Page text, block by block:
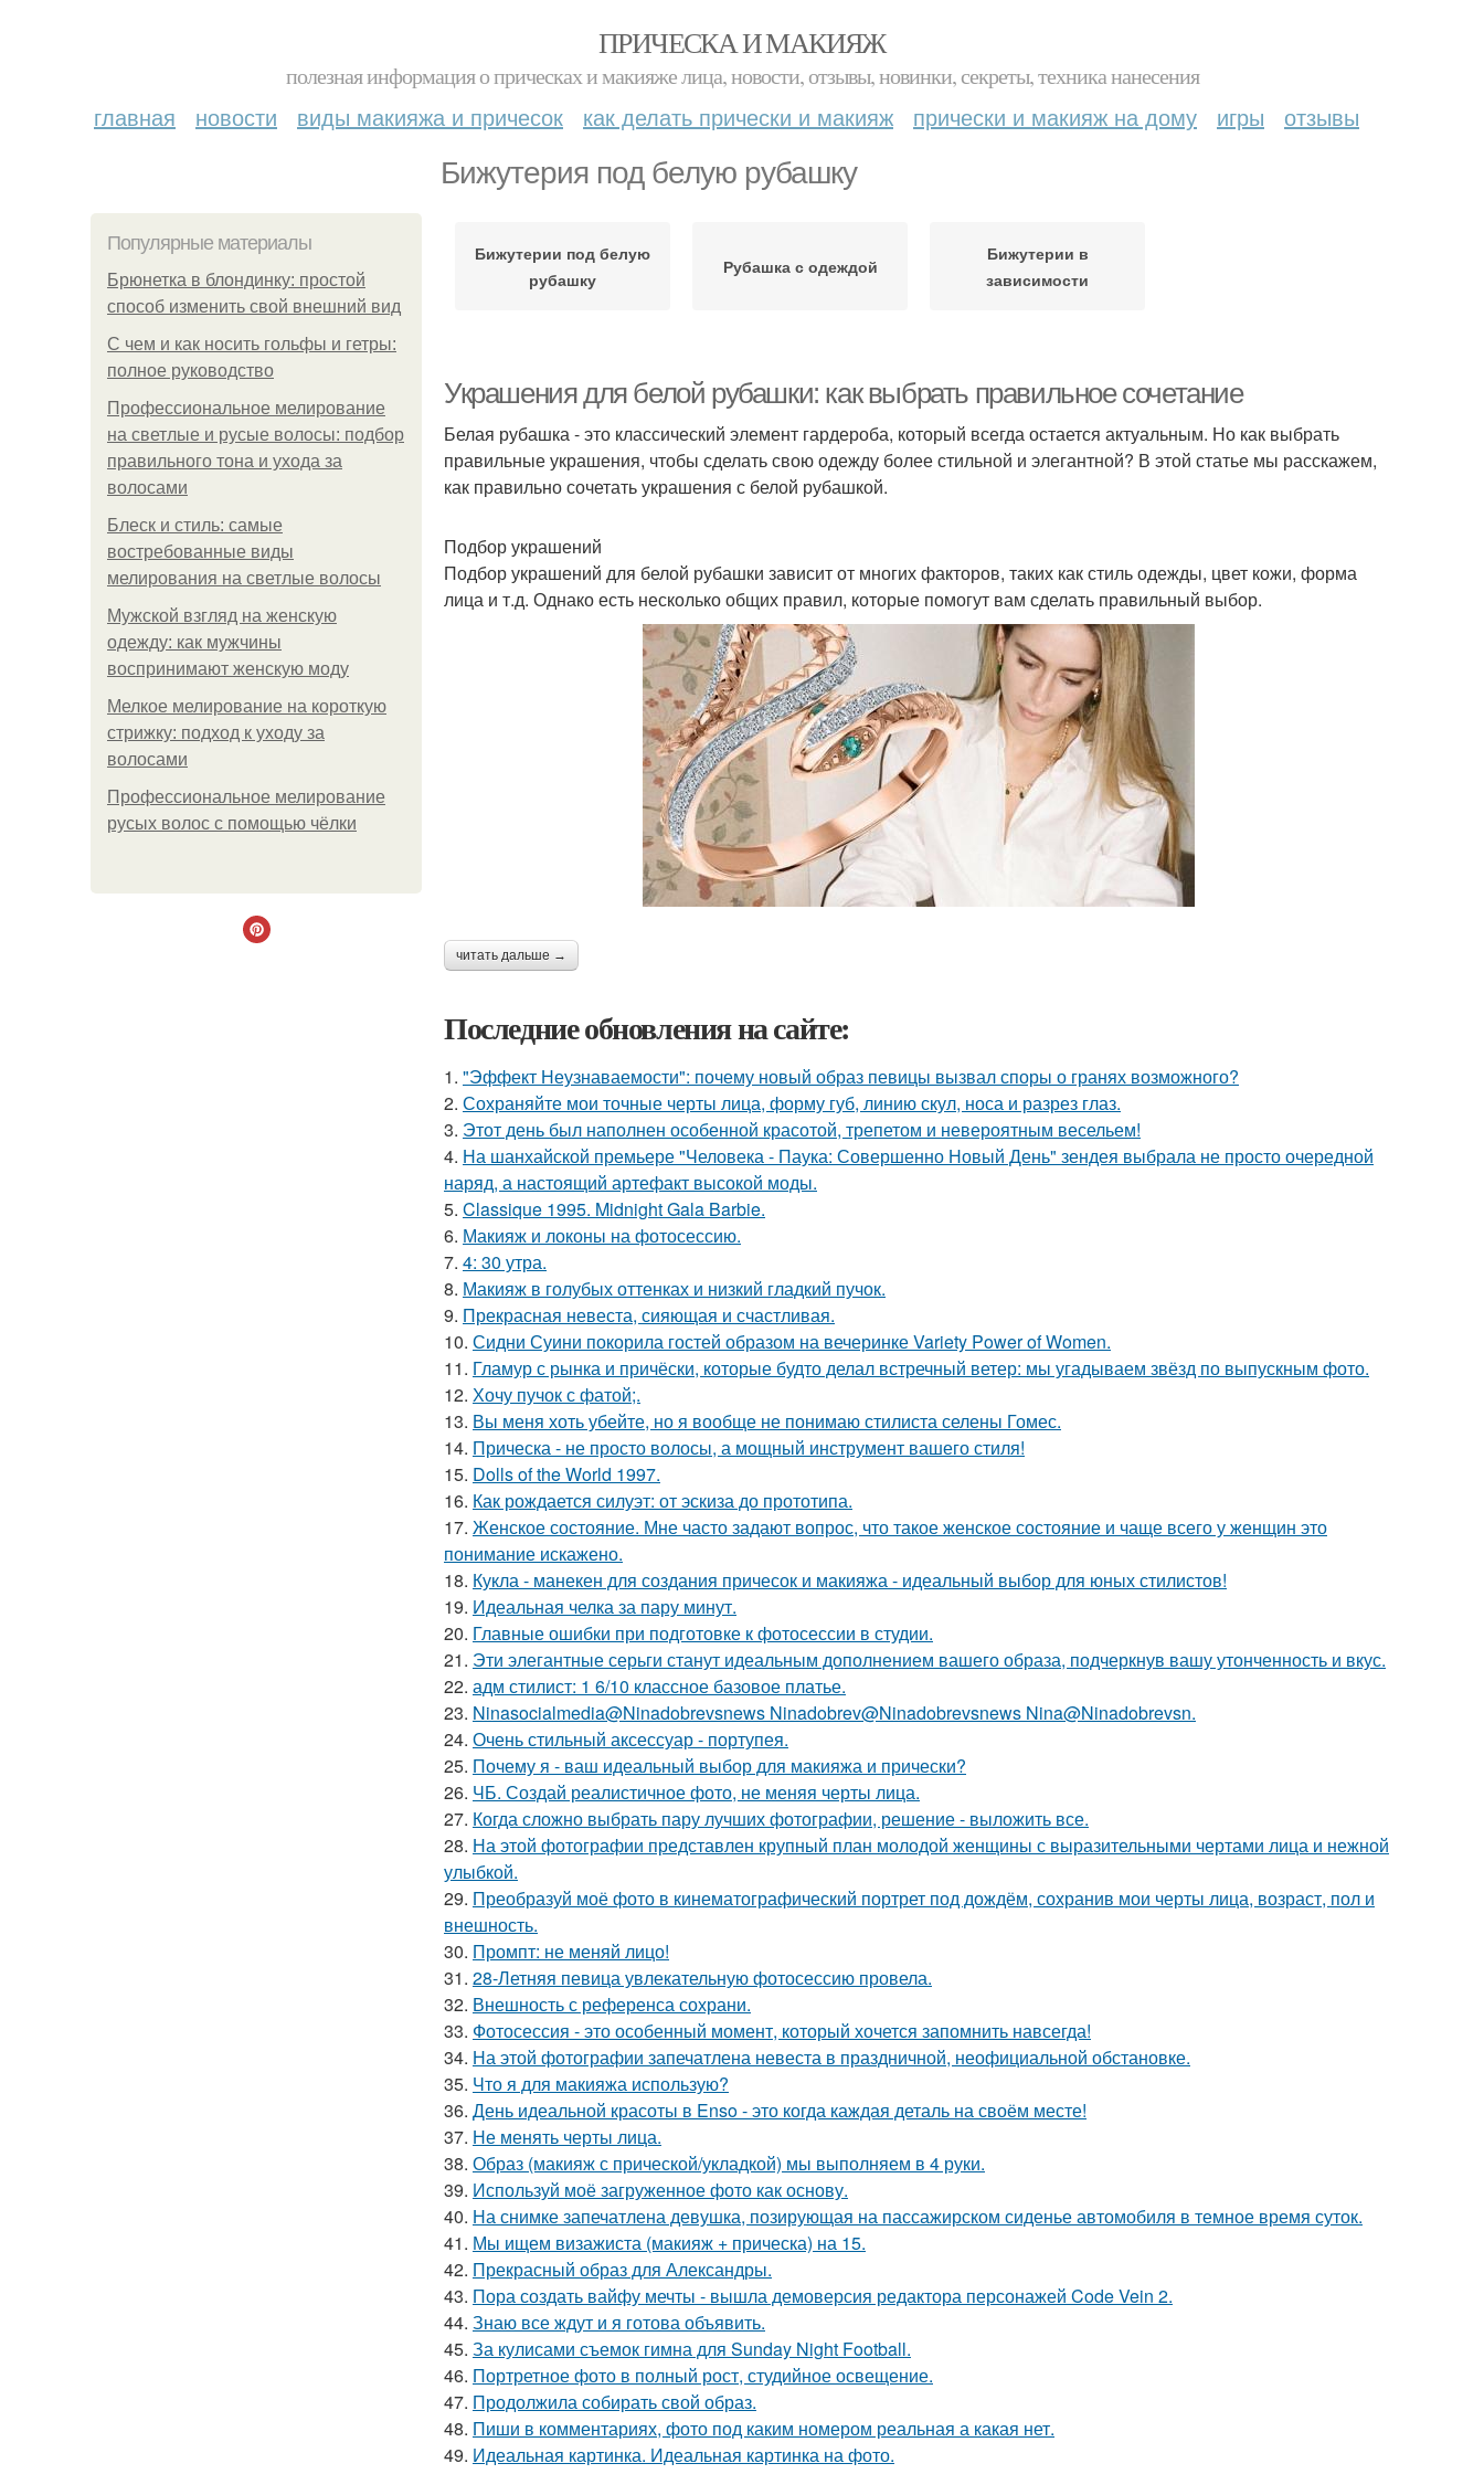
ПРИЧЕСКА И МАКИЯЖ
полезная информация о прическах и макияже лица, новости, отзывы, новинки, секреты, техника нанесения
главная новости виды макияжа и причесок как делать прически и макияж прически и макияж на дому игры отзывы
Бижутерия под белую рубашку
Популярные материалы
Брюнетка в блондинку: простой
способ изменить свой внешний вид
С чем и как носить гольфы и гетры:
полное руководство
Профессиональное мелирование
на светлые и русые волосы: подбор
правильного тона и ухода за
волосами
Блеск и стиль: самые
востребованные виды
мелирования на светлые волосы
Мужской взгляд на женскую
одежду: как мужчины
воспринимают женскую моду
Мелкое мелирование на короткую
стрижку: подход к уходу за
волосами
Профессиональное мелирование
русых волос с помощью чёлки
Бижутерии под белую
рубашку
Рубашка с одеждой
Бижутерии в
зависимости
Украшения для белой рубашки: как выбрать правильное сочетание
Белая рубашка - это классический элемент гардероба, который всегда остается актуальным. Но как выбрать
правильные украшения, чтобы сделать свою одежду более стильной и элегантной? В этой статье мы расскажем,
как правильно сочетать украшения с белой рубашкой.
Подбор украшений
Подбор украшений для белой рубашки зависит от многих факторов, таких как стиль одежды, цвет кожи, форма
лица и т.д. Однако есть несколько общих правил, которые помогут вам сделать правильный выбор.
читать дальше →
Последние обновления на сайте:
1. "Эффект Неузнаваемости": почему новый образ певицы вызвал споры о гранях возможного?
2. Сохраняйте мои точные черты лица, форму губ, линию скул, носа и разрез глаз.
3. Этот день был наполнен особенной красотой, трепетом и невероятным весельем!
4. На шанхайской премьере "Человека - Паука: Совершенно Новый День" зендея выбрала не просто очередной
наряд, а настоящий артефакт высокой моды.
5. Classique 1995. Midnight Gala Barbie.
6. Макияж и локоны на фотосессию.
7. 4: 30 утра.
8. Макияж в голубых оттенках и низкий гладкий пучок.
9. Прекрасная невеста, сияющая и счастливая.
10. Сидни Суини покорила гостей образом на вечеринке Variety Power of Women.
11. Гламур с рынка и причёски, которые будто делал встречный ветер: мы угадываем звёзд по выпускным фото.
12. Хочу пучок с фатой;.
13. Вы меня хоть убейте, но я вообще не понимаю стилиста селены Гомес.
14. Прическа - не просто волосы, а мощный инструмент вашего стиля!
15. Dolls of the World 1997.
16. Как рождается силуэт: от эскиза до прототипа.
17. Женское состояние. Мне часто задают вопрос, что такое женское состояние и чаще всего у женщин это
понимание искажено.
18. Кукла - манекен для создания причесок и макияжа - идеальный выбор для юных стилистов!
19. Идеальная челка за пару минут.
20. Главные ошибки при подготовке к фотосессии в студии.
21. Эти элегантные серьги станут идеальным дополнением вашего образа, подчеркнув вашу утонченность и вкус.
22. адм стилист: 1 6/10 классное базовое платье.
23. Ninasocialmedia@Ninadobrevsnews Ninadobrev@Ninadobrevsnews Nina@Ninadobrevsn.
24. Очень стильный аксессуар - портупея.
25. Почему я - ваш идеальный выбор для макияжа и прически?
26. ЧБ. Создай реалистичное фото, не меняя черты лица.
27. Когда сложно выбрать пару лучших фотографии, решение - выложить все.
28. На этой фотографии представлен крупный план молодой женщины с выразительными чертами лица и нежной
улыбкой.
29. Преобразуй моё фото в кинематографический портрет под дождём, сохранив мои черты лица, возраст, пол и
внешность.
30. Промпт: не меняй лицо!
31. 28-Летняя певица увлекательную фотосессию провела.
32. Внешность с референса сохрани.
33. Фотосессия - это особенный момент, который хочется запомнить навсегда!
34. На этой фотографии запечатлена невеста в праздничной, неофициальной обстановке.
35. Что я для макияжа использую?
36. День идеальной красоты в Enso - это когда каждая деталь на своём месте!
37. Не менять черты лица.
38. Образ (макияж с прической/укладкой) мы выполняем в 4 руки.
39. Используй моё загруженное фото как основу.
40. На снимке запечатлена девушка, позирующая на пассажирском сиденье автомобиля в темное время суток.
41. Мы ищем визажиста (макияж + прическа) на 15.
42. Прекрасный образ для Александры.
43. Пора создать вайфу мечты - вышла демоверсия редактора персонажей Code Vein 2.
44. Знаю все ждут и я готова объявить.
45. За кулисами съемок гимна для Sunday Night Football.
46. Портретное фото в полный рост, студийное освещение.
47. Продолжила собирать свой образ.
48. Пиши в комментариях, фото под каким номером реальная а какая нет.
49. Идеальная картинка. Идеальная картинка на фото.